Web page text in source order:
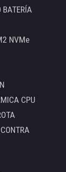
NVMe
CPU